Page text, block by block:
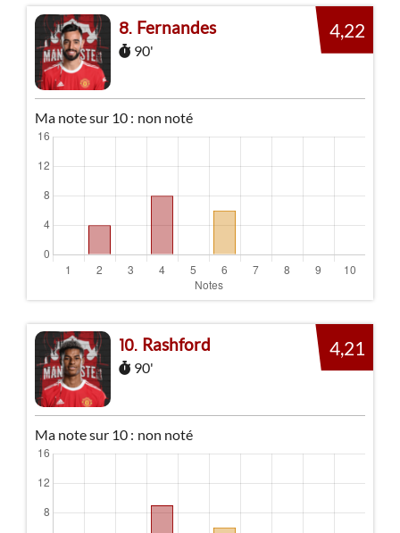
8 Fernandes
90'
4,22
Ma note sur 10 : non noté
10 Rashford
90'
4,21
Ma note sur 10 : non noté